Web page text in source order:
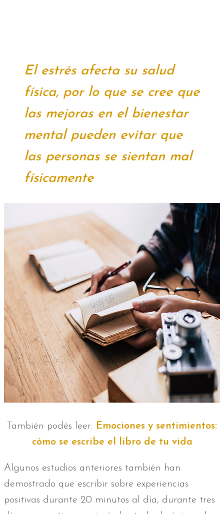
El estrés afecta su salud
física, por lo que se cree que
las mejoras en el bienestar
mental pueden evitar que
las personas se sientan mal
físicamente
También podés leer: Emociones y sentimientos:
cómo se escribe el libro de tu vida
Algunos estudios anteriores también han
demostrado que escribir sobre experiencias
positivas durante 20 minutos al día, durante tres